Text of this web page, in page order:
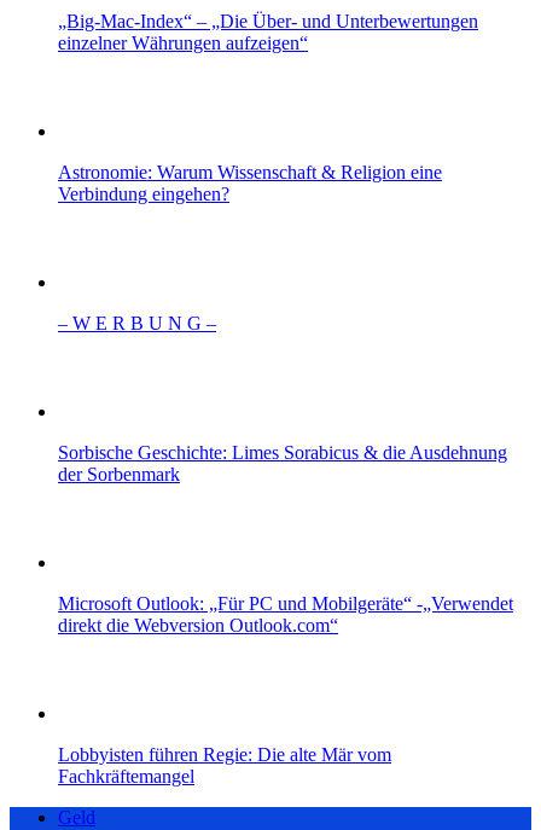
„Big-Mac-Index“ – „Die Über- und Unterbewertungen
einzelner Währungen aufzeigen“
Astronomie: Warum Wissenschaft & Religion eine
Verbindung eingehen?
– W Ε R Β U Ν G –
Sorbische Geschichte: Limes Sorabicus & die Ausdehnung
der Sorbenmark
Microsoft Outlook: „Für PC und Mobilgeräte“ -„Verwendet
direkt die Webversion Outlook.com“
Lobbyisten führen Regie: Die alte Mär vom
Fachkräftemangel
Geld